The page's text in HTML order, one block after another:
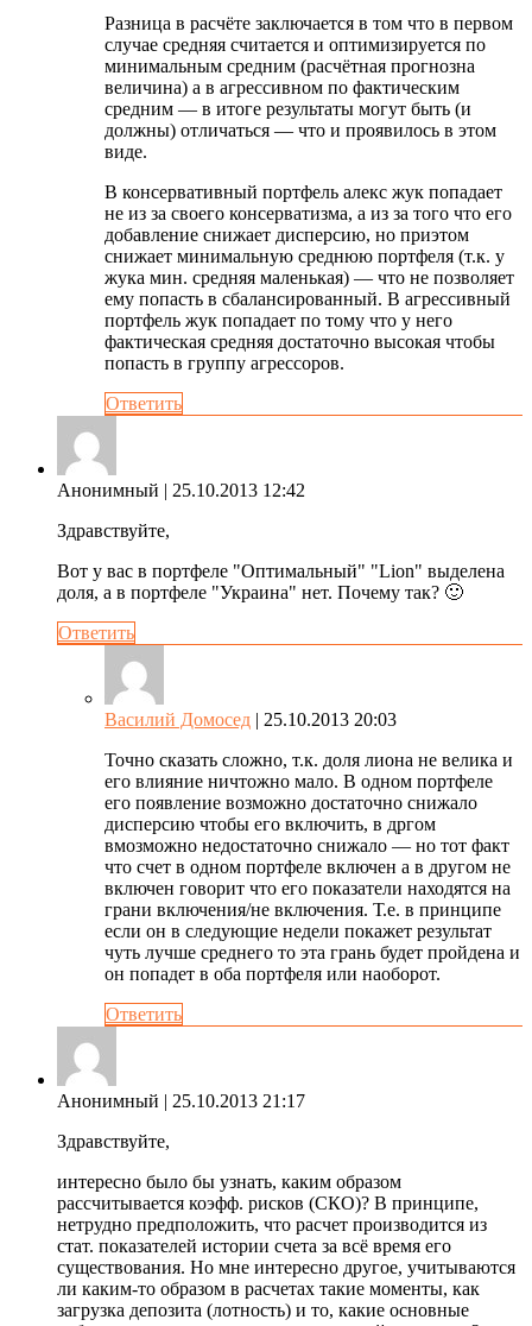
Разница в расчёте заключается в том что в первом
случае средняя считается и оптимизируется по
минимальным средним (расчётная прогнозна
величина) а в агрессивном по фактическим
средним — в итоге результаты могут быть (и
должны) отличаться — что и проявилось в этом
виде.
В консервативный портфель алекс жук попадает
не из за своего консерватизма, а из за того что его
добавление снижает дисперсию, но приэтом
снижает минимальную среднюю портфеля (т.к. у
жука мин. средняя маленькая) — что не позволяет
ему попасть в сбалансированный. В агрессивный
портфель жук попадает по тому что у него
фактическая средняя достаточно высокая чтобы
попасть в группу агрессоров.
Ответить
Анонимный | 25.10.2013 12:42
Здравствуйте,
Вот у вас в портфеле "Оптимальный" "Lion" выделена
доля, а в портфеле "Украина" нет. Почему так? 🙂
Ответить
Василий Домосед | 25.10.2013 20:03
Точно сказать сложно, т.к. доля лиона не велика и
его влияние ничтожно мало. В одном портфеле
его появление возможно достаточно снижало
дисперсию чтобы его включить, в дргом
вмозможно недостаточно снижало — но тот факт
что счет в одном портфеле включен а в другом не
включен говорит что его показатели находятся на
грани включения/не включения. Т.е. в принципе
если он в следующие недели покажет результат
чуть лучше среднего то эта грань будет пройдена и
он попадет в оба портфеля или наоборот.
Ответить
Анонимный | 25.10.2013 21:17
Здравствуйте,
интересно было бы узнать, каким образом
рассчитывается коэфф. рисков (СКО)? В принципе,
нетрудно предположить, что расчет производится из
стат. показателей истории счета за всё время его
существования. Но мне интересно другое, учитываются
ли каким-то образом в расчетах такие моменты, как
загрузка депозита (лотность) и то, какие основные